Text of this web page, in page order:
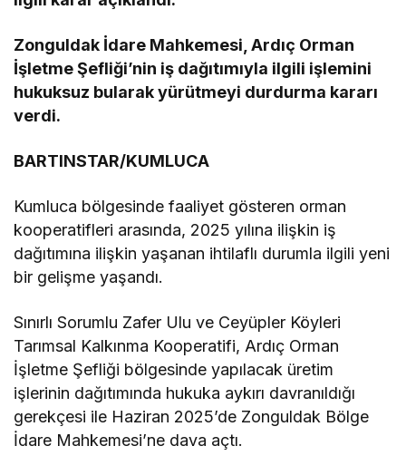
Zonguldak İdare Mahkemesi, Ardıç Orman
İşletme Şefliği’nin iş dağıtımıyla ilgili işlemini
hukuksuz bularak yürütmeyi durdurma kararı
verdi.
BARTINSTAR/KUMLUCA
Kumluca bölgesinde faaliyet gösteren orman
kooperatifleri arasında, 2025 yılına ilişkin iş
dağıtımına ilişkin yaşanan ihtilaflı durumla ilgili yeni
bir gelişme yaşandı.
Sınırlı Sorumlu Zafer Ulu ve Ceyüpler Köyleri
Tarımsal Kalkınma Kooperatifi, Ardıç Orman
İşletme Şefliği bölgesinde yapılacak üretim
işlerinin dağıtımında hukuka aykırı davranıldığı
gerekçesi ile Haziran 2025’de Zonguldak Bölge
İdare Mahkemesi’ne dava açtı.